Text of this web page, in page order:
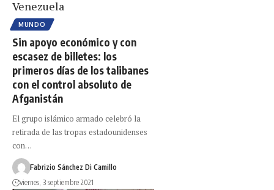
MUNDO
Sin apoyo económico y con
escasez de billetes: los
primeros días de los talibanes
con el control absoluto de
Afganistán
El grupo islámico armado celebró la
retirada de las tropas estadounidenses
con…
Fabrizio Sánchez Di Camillo
viernes, 3 septiembre 2021